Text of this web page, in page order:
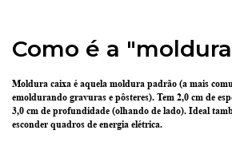
Como é a
Moldura caixa é aquela moldura padrão (a mais
emoldurando gravuras e pôsteres). Tem 2,0 cm de
3,0 cm de profundidade (olhando de lado). Ideal
esconder quadros de energia elétrica.